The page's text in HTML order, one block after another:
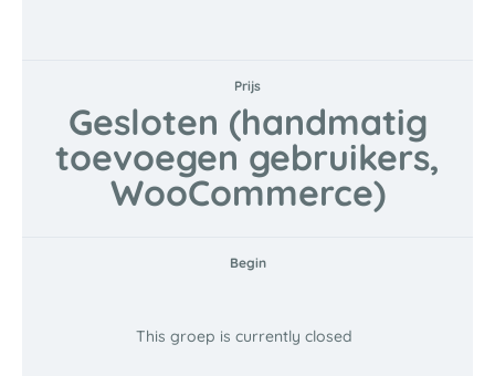
Prijs
Gesloten (handmatig
toevoegen gebruikers,
WooCommerce)
Begin
This groep is currently closed